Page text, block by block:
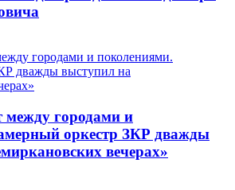
между городами и
оркестр ЗКР дважды
вечерах»